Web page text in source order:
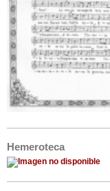
Hemeroteca